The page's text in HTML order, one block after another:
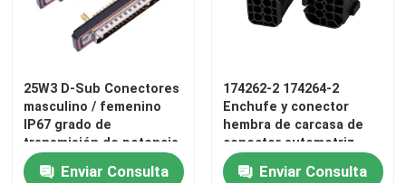
Solicitar una cita
Conector de aviación GX
D Subconectores
25W3 D-Sub Conectores
masculino / femenino
IP67 grado de
transmisión de potencia
de señal mixta
Enviar Consulta
174262-2 174264-2
Enchufe y conector
hembra de carcasa de
conector automotriz
impermeable de 6 pines
Enviar Consulta